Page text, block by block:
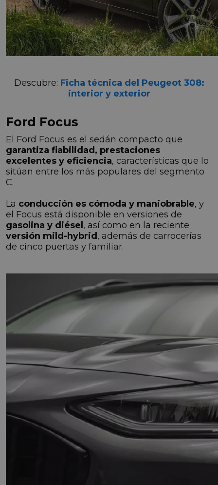
Descubre: Ficha técnica del Peugeot 308:
interior y exterior
Ford Focus
El Ford Focus es el sedán compacto que
garantiza fiabilidad, prestaciones
excelentes y eficiencia, características que lo
sitúan entre los más populares del segmento
C.
La conducción es cómoda y maniobrable, y
el Focus está disponible en versiones de
gasolina y diésel, así como en la reciente
versión mild-hybrid, además de carrocerías
de cinco puertas y familiar.